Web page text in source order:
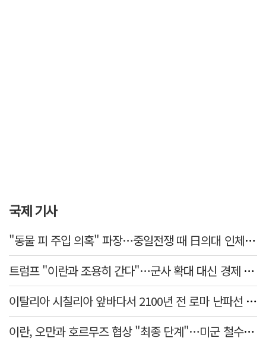
국제 기사
"동물 피 주입 의혹" 파장…중일전쟁 때 日의대 인체 실험
트럼프 "이란과 조용히 간다"…군사 확대 대신 경제 압박 유지
이탈리아 시칠리아 앞바다서 2100년 전 로마 난파선 발견…암포라 수백 점 원형 보존
이란, 오만과 호르무즈 협상 "최종 단계"…미군 철수·제재 해제 선행 요구